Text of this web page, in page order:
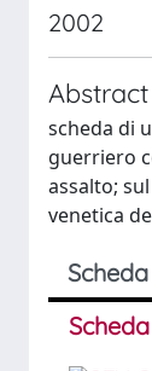
2002
Abstract
scheda di
guerriero
assalto;
venetica